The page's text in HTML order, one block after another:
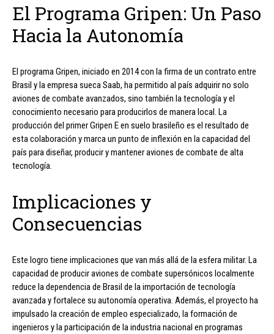
El Programa Gripen: Un Paso
Hacia la Autonomía
El programa Gripen, iniciado en 2014 con la firma de un contrato entre
Brasil y la empresa sueca Saab, ha permitido al país adquirir no solo
aviones de combate avanzados, sino también la tecnología y el
conocimiento necesario para producirlos de manera local. La
producción del primer Gripen E en suelo brasileño es el resultado de
esta colaboración y marca un punto de inflexión en la capacidad del
país para diseñar, producir y mantener aviones de combate de alta
tecnología.
Implicaciones y
Consecuencias
Este logro tiene implicaciones que van más allá de la esfera militar. La
capacidad de producir aviones de combate supersónicos localmente
reduce la dependencia de Brasil de la importación de tecnología
avanzada y fortalece su autonomía operativa. Además, el proyecto ha
impulsado la creación de empleo especializado, la formación de
ingenieros y la participación de la industria nacional en programas